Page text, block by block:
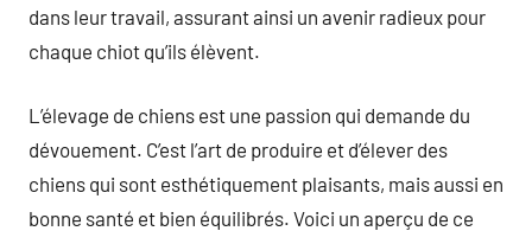
dans leur travail, assurant ainsi un avenir radieux pour
chaque chiot qu’ils élèvent.
L’élevage de chiens est une passion qui demande du
dévouement. C’est l’art de produire et d’élever des
chiens qui sont esthétiquement plaisants, mais aussi en
bonne santé et bien équilibrés. Voici un aperçu de ce